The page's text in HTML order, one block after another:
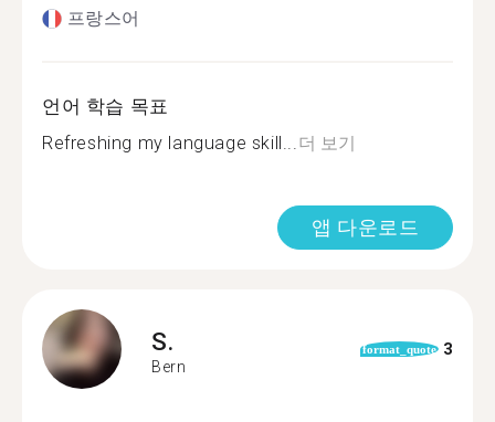
프랑스어
언어 학습 목표
Refreshing my language skill...더 보기
앱 다운로드
S.
Bern
format_quote 3